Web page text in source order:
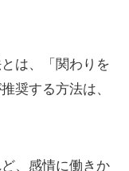
は、「関わりを
奨する方法は、
、感情に働きか